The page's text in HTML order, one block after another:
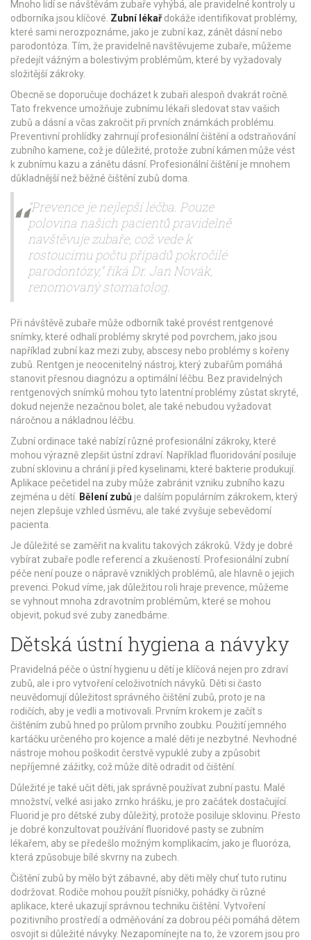
Mnoho lidí se návštěvám zubaře vyhýbá, ale pravidelné kontroly u
odborníka jsou klíčové. Zubní lékařdokáže identifikovat problémy,
které sami nerozpoznáme, jako je zubní kaz, zánět dásní nebo
parodontóza. Tím, že pravidelně navštěvujeme zubaře, můžeme
předejít vážným a bolestivým problémům, které by vyžadovaly
složitější zákroky.
Obecně se doporučuje docházet k zubaři alespoň dvakrát ročně.
Tato frekvence umožňuje zubnímu lékaři sledovat stav vašich
zubů a dásní a včas zakročit při prvních známkách problému.
Preventivní prohlídky zahrnují profesionální čištění a odstraňování
zubního kamene, což je důležité, protože zubní kámen může vést
k zubnímu kazu a zánětu dásní. Profesionální čištění je mnohem
důkladnější než běžné čištění zubů doma.
"Prevence je nejlepší léčba. Pouze
polovina našich pacientů pravidelně
navštěvuje zubaře, což vede k
rostoucímu počtu případů pokročilé
parodontózy," říká Dr. Jan Novák,
renomovaný stomatolog.
Při návštěvě zubaře může odborník také provést rentgenové
snímky, které odhalí problémy skryté pod povrchem, jako jsou
například zubní kaz mezi zuby, abscesy nebo problémy s kořeny
zubů. Rentgen je neocenitelný nástroj, který zubařům pomáhá
stanovit přesnou diagnózu a optimální léčbu. Bez pravidelných
rentgenových snímků mohou tyto latentní problémy zůstat skryté,
dokud nejenže nezačnou bolet, ale také nebudou vyžadovat
náročnou a nákladnou léčbu.
Zubní ordinace také nabízí různé profesionální zákroky, které
mohou výrazně zlepšit ústní zdraví. Například fluoridování posiluje
zubní sklovinu a chrání ji před kyselinami, které bakterie produkují.
Aplikace pečetidel na zuby může zabránit vzniku zubního kazu
zejména u dětí. Bělení zubů je dalším populárním zákrokem, který
nejen zlepšuje vzhled úsměvu, ale také zvyšuje sebevědomí
pacienta.
Je důležité se zaměřit na kvalitu takových zákroků. Vždy je dobré
vybírat zubaře podle referencí a zkušeností. Profesionální zubní
péče není pouze o nápravě vzniklých problémů, ale hlavně o jejich
prevenci. Pokud víme, jak důležitou roli hraje prevence, můžeme
se vyhnout mnoha zdravotním problémům, které se mohou
objevit, pokud své zuby zanedbáme.
Dětská ústní hygiena a návyky
Pravidelná péče o ústní hygienu u dětí je klíčová nejen pro zdraví
zubů, ale i pro vytvoření celoživotních návyků. Děti si často
neuvědomují důležitost správného čištění zubů, proto je na
rodičích, aby je vedli a motivovali. Prvním krokem je začít s
čištěním zubů hned po průlom prvního zoubku. Použití jemného
kartáčku určeného pro kojence a malé děti je nezbytné. Nevhodné
nástroje mohou poškodit čerstvě vypuklé zuby a způsobit
nepříjemné zážitky, což může dítě odradit od čištění.
Důležité je také učit děti, jak správně používat zubní pastu. Malé
množství, velké asi jako zrnko hrášku, je pro začátek dostačující.
Fluorid je pro dětské zuby důležitý, protože posiluje sklovinu. Přesto
je dobré konzultovat používání fluoridové pasty se zubním
lékařem, aby se předešlo možným komplikacím, jako je fluoróza,
která způsobuje bílé skvrny na zubech.
Čištění zubů by mělo být zábavné, aby děti měly chuť tuto rutinu
dodržovat. Rodiče mohou použít písničky, pohádky či různé
aplikace, které ukazují správnou techniku čištění. Vytvoření
pozitivního prostředí a odměňování za dobrou péči pomáhá dětem
osvojit si důležité návyky. Nezapomínejte na to, že vzorem jsou pro